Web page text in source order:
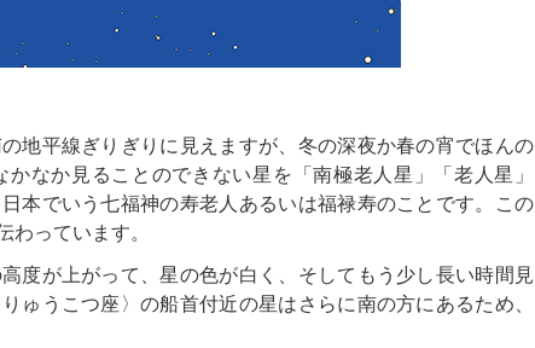
地平線ぎりぎりに見えますが、冬の深夜か春の宵でほんの
なか見ることのできない星を「南極老人星」「老人星」
本でいう七福神の寿老人あるいは福禄寿のことです。この
っています。
度が上がって、星の色が白く、そしてもう少し長い時間見
ゅうこつ座〉の船首付近の星はさらに南の方にあるため、